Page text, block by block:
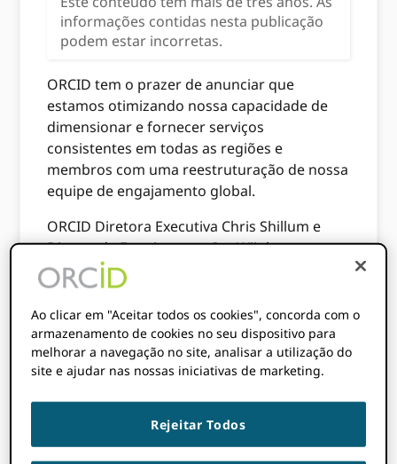
informações contidas nesta publicação
podem estar incorretas.
ORCID tem o prazer de anunciar que
estamos otimizando nossa capacidade de
dimensionar e fornecer serviços
consistentes em todas as regiões e
membros com uma reestruturação de nossa
equipe de engajamento global.
ORCID Diretora Executiva Chris Shillum e
Diretor de Engajamento Ivo Wijnbergen
Explique mais.
O que está
mudando?
Em nossa nova estrutura de Equipe de
Engajamento, estamos mudando de uma
Ao clicar em "Aceitar todos os cookies", concorda com o
armazenamento de cookies no seu dispositivo para
melhorar a navegação no site, analisar a utilização do
site e ajudar nas nossas iniciativas de marketing.
Rejeitar Todos